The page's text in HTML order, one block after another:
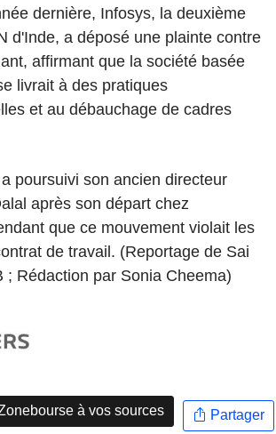
dernière, Infosys, la deuxième
d'Inde, a déposé une plainte contre
affirmant que la société basée
livrait à des pratiques
et au débauchage de cadres
poursuivi son ancien directeur
après son départ chez
que ce mouvement violait les
de travail. (Reportage de Sai
; Rédaction par Sonia Cheema)
à vos sources Partager